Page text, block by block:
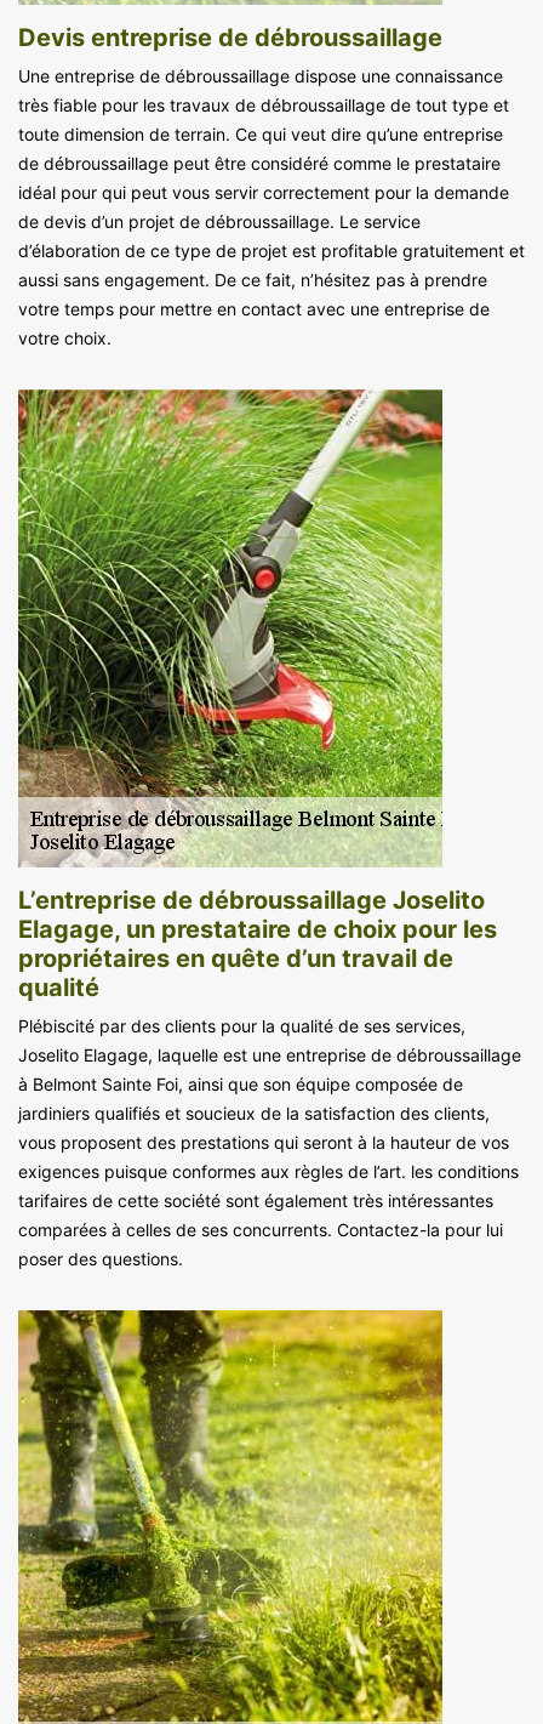
Devis entreprise de débroussaillage
Une entreprise de débroussaillage dispose une connaissance
très fiable pour les travaux de débroussaillage de tout type et
toute dimension de terrain. Ce qui veut dire qu’une entreprise
de débroussaillage peut être considéré comme le prestataire
idéal pour qui peut vous servir correctement pour la demande
de devis d’un projet de débroussaillage. Le service
d’élaboration de ce type de projet est profitable gratuitement et
aussi sans engagement. De ce fait, n’hésitez pas à prendre
votre temps pour mettre en contact avec une entreprise de
votre choix.
L’entreprise de débroussaillage Joselito
Elagage, un prestataire de choix pour les
propriétaires en quête d’un travail de
qualité
Plébiscité par des clients pour la qualité de ses services,
Joselito Elagage, laquelle est une entreprise de débroussaillage
à Belmont Sainte Foi, ainsi que son équipe composée de
jardiniers qualifiés et soucieux de la satisfaction des clients,
vous proposent des prestations qui seront à la hauteur de vos
exigences puisque conformes aux règles de l’art. les conditions
tarifaires de cette société sont également très intéressantes
comparées à celles de ses concurrents. Contactez-la pour lui
poser des questions.